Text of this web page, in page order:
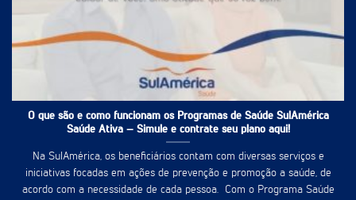
O que são e como funcionam os Programas de Saúde SulAmérica
Saúde Ativa – Simule e contrate seu plano aqui!
Na SulAmérica, os beneficiários contam com diversas serviços e
iniciativas focadas em ações de prevenção e promoção a saúde, de
acordo com a necessidade de cada pessoa. Com o Programa Saúde